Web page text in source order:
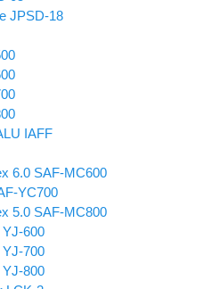
JPSD-18
IAFF
6.0 SAF-MC600
YC700
5.0 SAF-MC800
YJ-600
YJ-700
YJ-800